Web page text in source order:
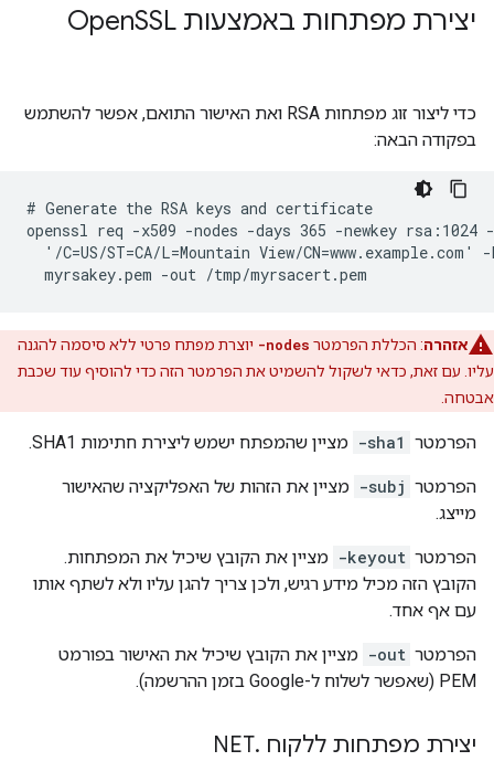
יצירת מפתחות באמצעות Open SSL
כדי ליצור זוג מפתחות RSA ואת האישור התואם, אפשר להשתמש
בפקודה הבאה:
# Generate the RSA keys and certificate
openssl req -x509 -nodes -days 365 -newkey
'/C=US/ST=CA/L=Mountain View/CN=www.example.com'
  myrsakey.pem -out /tmp/myrsacert.pem
אזהרה: הכללת הפרמטר -nodes יוצרת מפתח פרטי ללא סיסמה להגנה
עליו. עם זאת, כדאי לשקול להשמיט את הפרמטר הזה כדי להוסיף עוד שכבת
אבטחה.
הפרמטר -sha1 מציין שהמפתח ישמש ליצירת חתימות SHA1.
הפרמטר -subj מציין את הזהות של האפליקציה שהאישור
מייצג.
הפרמטר -keyout מציין את הקובץ שיכיל את המפתחות.
הקובץ הזה מכיל מידע רגיש, ולכן צריך להגן עליו ולא לשתף אותו
עם אף אחד.
הפרמטר -out מציין את הקובץ שיכיל את האישור בפורמט
PEM (שאפשר לשלוח ל-Google בזמן ההרשמה).
יצירת מפתחות ללקוח .
NET